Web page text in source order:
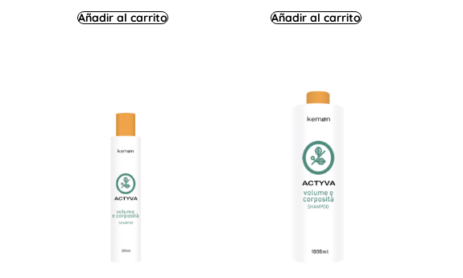
Añadir al carrito Añadir al carrito